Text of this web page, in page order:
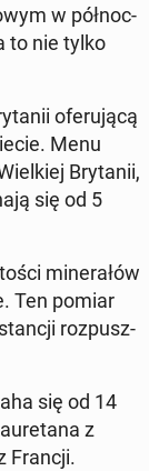
w pół­noc­
to nie tylko
ofe­ru­ją­cą
Menu
Bry­ta­nii,
się od 5
mi­ne­ra­łów
Ten pomiar
roz­pusz­
się od 14
z
Francji.